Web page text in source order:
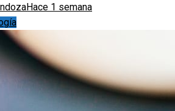
Hace 1 semana